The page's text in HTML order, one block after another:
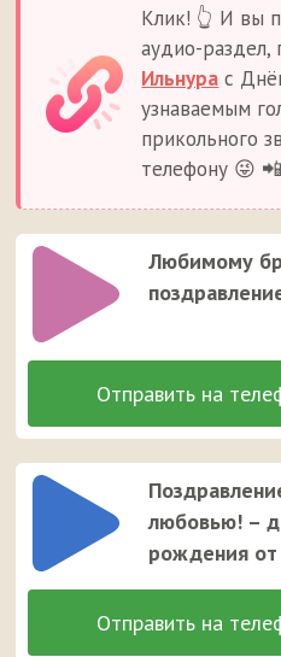
Клик! 👆 И вы
аудио-раздел,
Ильнура с
узнаваемым
прикольного
телефону 😜
Любимому
любовью! –
рождения